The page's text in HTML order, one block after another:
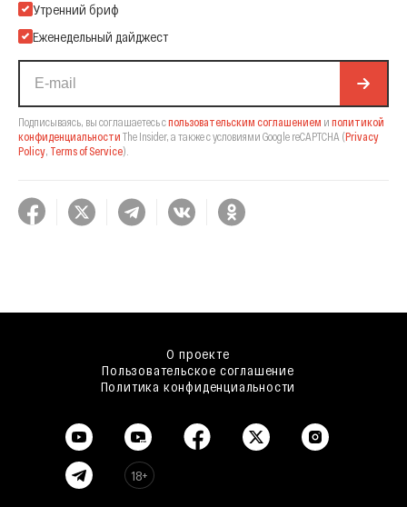
Подпишитесь на нашу Email-рассылку
Утренний бриф
Еженедельный дайджест
Подписываясь, вы соглашаетесь спользовательским соглашением и политикой
конфиденциальности The Insider, а также с условиями Google reCAPTCHA (Privacy
Policy, Terms of Service).
О проекте
Пользовательское соглашение
Политика конфиденциальности
18+